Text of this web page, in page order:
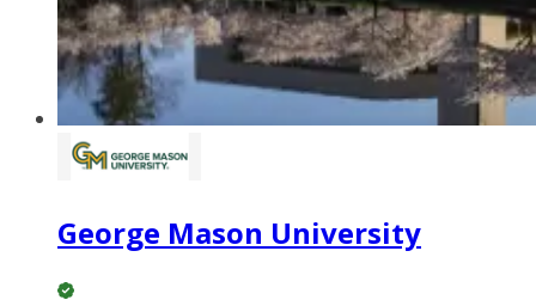
George Mason University